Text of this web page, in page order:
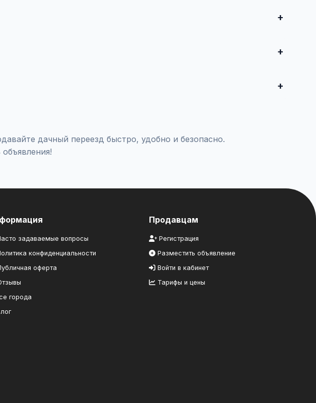
дачный переезд быстро, удобно и безопасно.
задаваемые вопросы
конфиденциальности
оферта
города
Продавцам
Регистрация
Разместить объявление
Войти в кабинет
Тарифы и цены